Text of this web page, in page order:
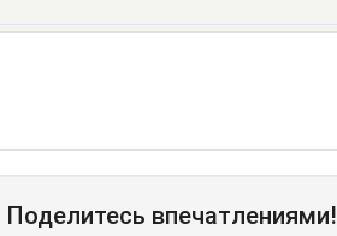
впечатлениями!